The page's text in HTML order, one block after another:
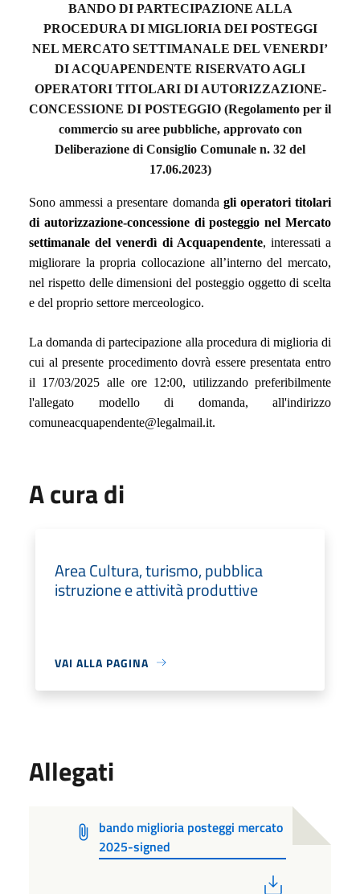
BANDO DI PARTECIPAZIONE ALLA
PROCEDURA DI MIGLIORIA DEI POSTEGGI
NEL MERCATO SETTIMANALE DEL VENERDI’
DI ACQUAPENDENTE RISERVATO AGLI
OPERATORI TITOLARI DI AUTORIZZAZIONE-
CONCESSIONE DI POSTEGGIO (Regolamento per il
commercio su aree pubbliche, approvato con
Deliberazione di Consiglio Comunale n. 32 del
17.06.2023)
Sono ammessi a presentare domanda gli operatori titolari
di autorizzazione-concessione di posteggio nel Mercato
settimanale del venerdì di Acquapendente, interessati a
migliorare la propria collocazione all’interno del mercato,
nel rispetto delle dimensioni del posteggio oggetto di scelta
e del proprio settore merceologico.
La domanda di partecipazione alla procedura di miglioria di
cui al presente procedimento dovrà essere presentata entro
il 17/03/2025 alle ore 12:00, utilizzando preferibilmente
l'allegato modello di domanda, all'indirizzo
comuneacquapendente@legalmail.it.
A cura di
Area Cultura, turismo, pubblica
istruzione e attività produttive
VAI ALLA PAGINA
Allegati
bando miglioria posteggi mercato
2025-signed